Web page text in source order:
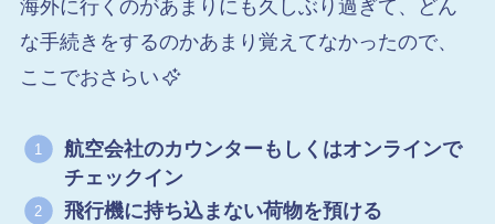
海外に行くのがあまりにも久しぶり過ぎて、どん
な手続きをするのかあまり覚えてなかったので、
ここでおさらい
航空会社のカウンターもしくはオンラインで
チェックイン
飛行機に持ち込まない荷物を預ける